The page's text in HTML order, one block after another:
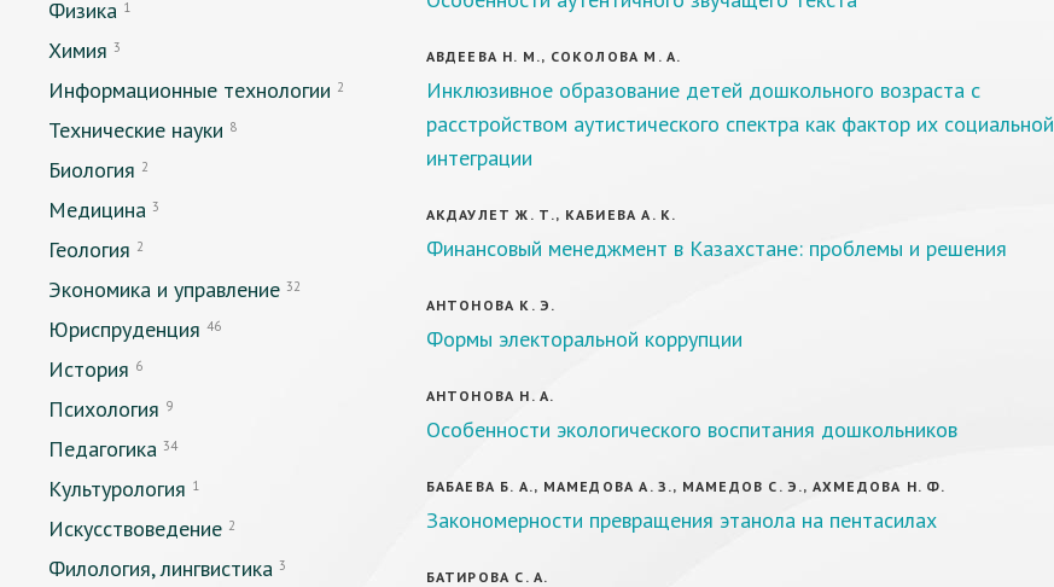
Физика 1
Химия 3
Информационные технологии 2
Технические науки 8
Биология 2
Медицина 3
Геология 2
Экономика и управление 32
Юриспруденция 46
История 6
Психология 9
Педагогика 34
Культурология 1
Искусствоведение 2
Филология, лингвистика 3
АВДЕЕВА Н. М., СОКОЛОВА М. А.
Инклюзивное образование детей дошкольного возраста с
расстройством аутистического спектра как фактор их социальной
интеграции
АКДАУЛЕТ Ж. Т., КАБИЕВА А. К.
Финансовый менеджмент в Казахстане: проблемы и решения
АНТОНОВА К. Э.
Формы электоральной коррупции
АНТОНОВА Н. А.
Особенности экологического воспитания дошкольников
БАБАЕВА Б. А., МАМЕДОВА А. З., МАМЕДОВ С. Э., АХМЕДОВА Н. Ф.
Закономерности превращения этанола на пентасилах
БАТИРОВА С. А.